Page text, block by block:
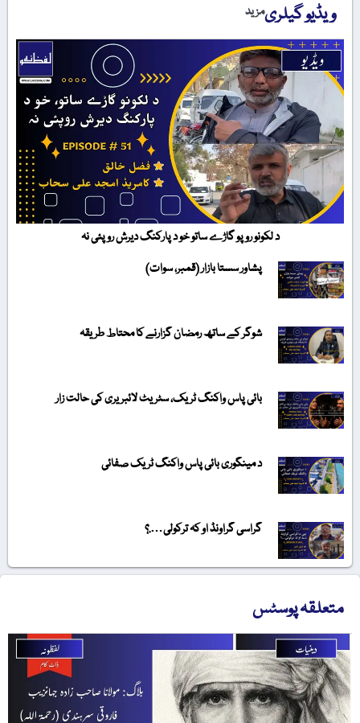
ویڈیو گیلریمزید
د لکونو روپو گاڑے ساتو خو د پارکنگ دیرش روپئی نہ
پشاور سستا بازار (قمبر، سوات)
شوگر کے ساتھ رمضان گزارنے کا محتاط طریقہ
بائی پاس واکنگ ٹریک، سٹریٹ لائبریری کی حالت زار
د مینگوری بائی پاس واکنگ ٹریک صفائی
گراسی گراونڈ او کہ ترکولی….؟
متعلقہ پوسٹس